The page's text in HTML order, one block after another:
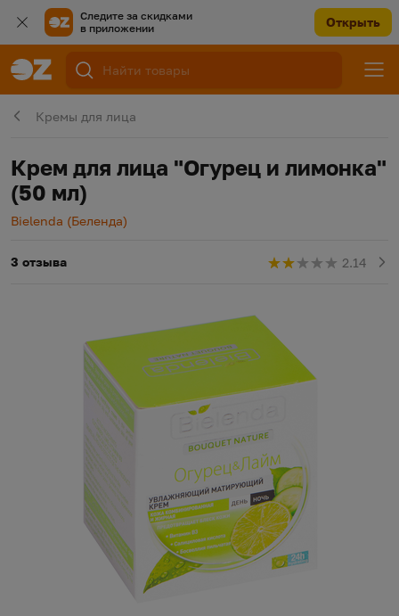
Следите за скидками
в приложении
Открыть
Кремы для лица
Крем для лица "Огурец и лимонка"
(50 мл)
Производитель
Bielenda (Беленда)
3 отзыва 2.14